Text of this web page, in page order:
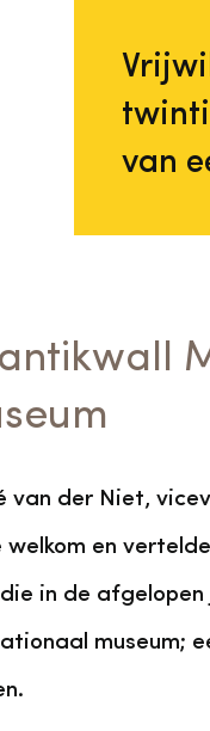
van
van der Niet,
welkom en
in de
museum;